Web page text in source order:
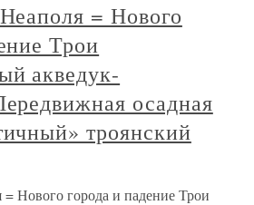
= Нового
Трои
акведук-
осадная
троянский
Нового города и падение Трои